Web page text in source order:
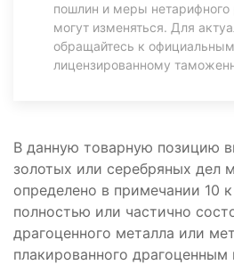
пошлин и меры нетарифного
могут изменяться. Для
обращайтесь к
лицензированному
В данную товарную позицию
золотых или серебряных дел
определено в примечании 10
полностью или частично
драгоценного металла или
плакированного